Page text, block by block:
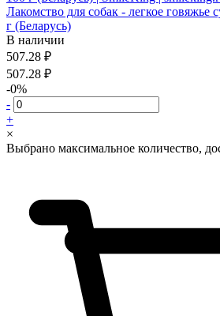
Лакомство для собак - легкое говяжье
г (Беларусь)
В наличии
507.28 ₽
507.28 ₽
-0%
-
+
×
Выбрано максимальное количество,